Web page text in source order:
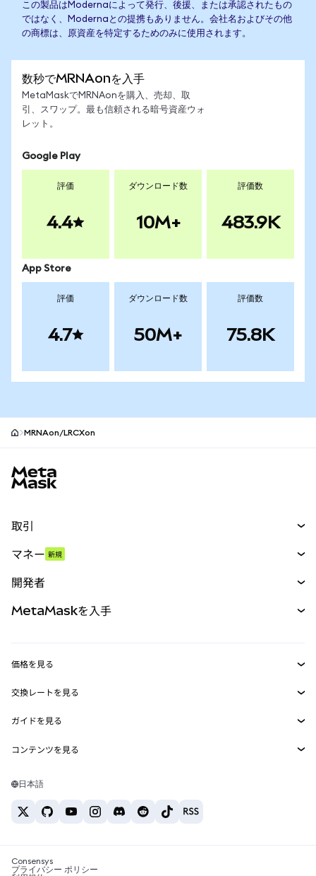
この製品はModernaによって発行、後援、または承認されたもの
ではなく、Modernaとの提携もありません。会社名およびその他
の商標は、原資産を特定するためのみに使用されます。
数秒でMRNAonを入手
MetaMaskでMRNAonを購入、売却、取
引、スワップ。最も信頼される暗号資産ウォ
レット。
Google Play
評価
4.4
ダウンロード数
10M+
評価数
483.9K
App Store
評価
4.7
ダウンロード数
50M+
評価数
75.8K
MRNAon/LRCXon
取引
パーペチュアル
RWA
マネー 新規
開発者
MetaMask Connect
Snaps
Web3サービス
MetaMaskを入手
セキュリティ
サポート
キャリア
お問い合わせ
価格を見る
イーサリアムの価格
Solanaの価格
Tetherの価格
交換レートを見る
ETH→USD
USDT→INR
BTC→INR
ETH→USDT
ガイドを見る
ETHの購入
USDTの購入
SHIBの購入
コンテンツを見る
Solanaウォレット
税制関連ニュース
日本語
Consensys
プライバシー ポリシー